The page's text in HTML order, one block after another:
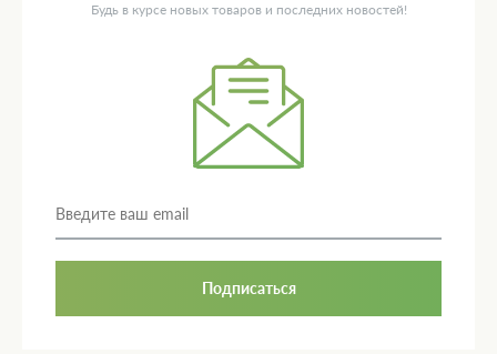
Будь в курсе новых товаров и последних новостей!
Подписаться